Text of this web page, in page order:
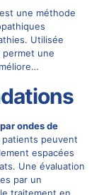
une méthode
Utilisée
permet une
ondes de
peuvent
espacées
Une évaluation
par un